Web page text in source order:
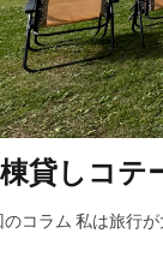
貸しコテ
のコラム 私は旅行